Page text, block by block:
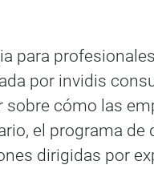
para
por invidis
cómo las
el programa
dirigidas por